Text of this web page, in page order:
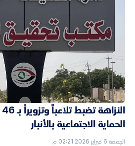
الحماية الاجتماعية بالأنبار
الجمعة 6 فبراير 2026 02:21 م